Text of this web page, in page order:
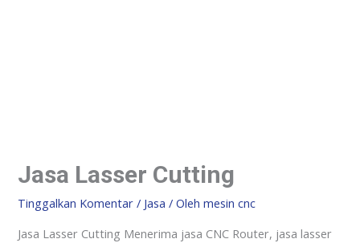
Jasa Lasser Cutting
Tinggalkan Komentar / Jasa / Olehmesin cnc
Jasa Lasser Cutting Menerima jasa CNC Router, jasa lasser